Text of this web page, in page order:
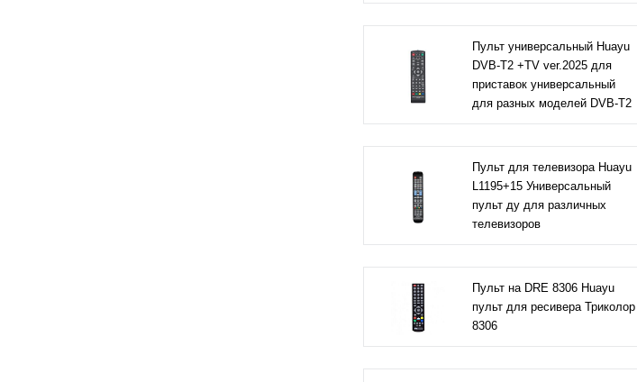
Пульт универсальный Huayu
DVB-T2 +TV ver.2025 для
приставок универсальный
для разных моделей DVB-T2
Пульт для телевизора Huayu
L1195+15 Универсальный
пульт ду для различных
телевизоров
Пульт на DRE 8306 Huayu
пульт для ресивера Триколор
8306